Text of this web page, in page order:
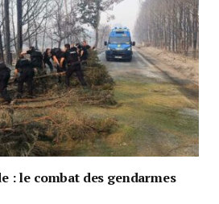
: le combat des gendarmes